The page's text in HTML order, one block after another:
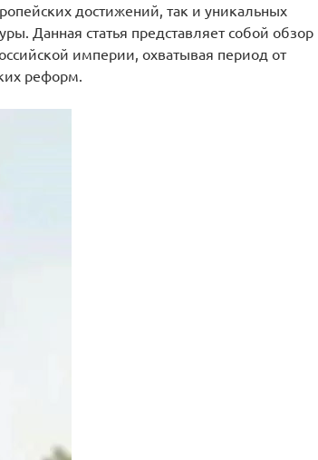
достижений, так и уникальных
Данная статья представляет собой обзор
империи, охватывая период от
реформ.